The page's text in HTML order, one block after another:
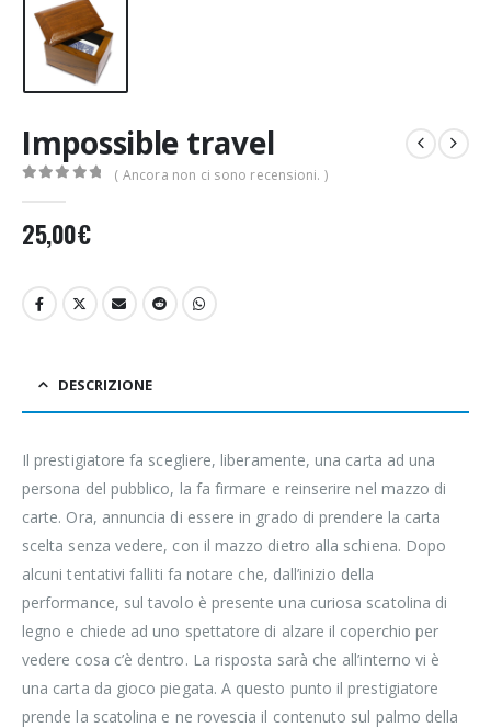
Impossible travel
( Ancora non ci sono recensioni. )
25,00€
DESCRIZIONE
Il prestigiatore fa scegliere, liberamente, una carta ad una
persona del pubblico, la fa firmare e reinserire nel mazzo di
carte. Ora, annuncia di essere in grado di prendere la carta
scelta senza vedere, con il mazzo dietro alla schiena. Dopo
alcuni tentativi falliti fa notare che, dall’inizio della
performance, sul tavolo è presente una curiosa scatolina di
legno e chiede ad uno spettatore di alzare il coperchio per
vedere cosa c’è dentro. La risposta sarà che all’interno vi è
una carta da gioco piegata. A questo punto il prestigiatore
prende la scatolina e ne rovescia il contenuto sul palmo della